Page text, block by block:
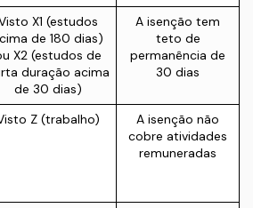
X1 (estudos
de 180 dias)
X2 (estudos de
duração acima
de 30 dias)
A isenção tem
teto de
permanência de
30 dias
Z (trabalho)
A isenção não
cobre atividades
remuneradas